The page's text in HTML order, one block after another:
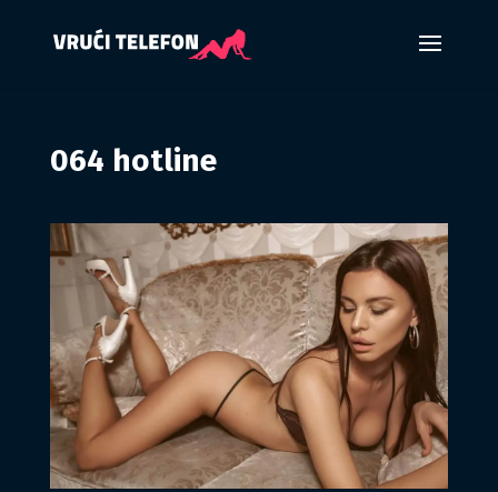
064 hotline